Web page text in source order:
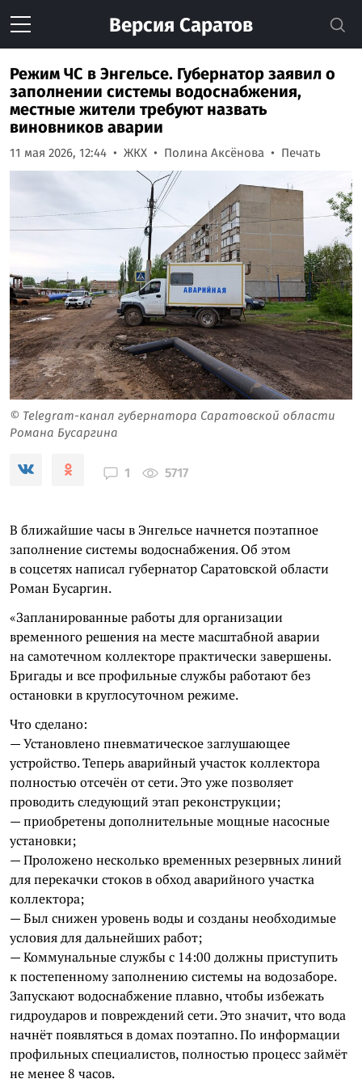
Версия Саратов
Режим ЧС в Энгельсе. Губернатор заявил о
заполнении системы водоснабжения,
местные жители требуют назвать
виновников аварии
11 мая 2026, 12:44 ЖКХ Полина Аксёнова Печать
© Telegram-канал губернатора Саратовской области
Романа Бусаргина
1 5717
В ближайшие часы в Энгельсе начнется поэтапное
заполнение системы водоснабжения. Об этом
в соцсетях написал губернатор Саратовской области
Роман Бусаргин.
«Запланированные работы для организации
временного решения на месте масштабной аварии
на самотечном коллекторе практически завершены.
Бригады и все профильные службы работают без
остановки в круглосуточном режиме.
Что сделано:
— Установлено пневматическое заглушающее
устройство. Теперь аварийный участок коллектора
полностью отсечён от сети. Это уже позволяет
проводить следующий этап реконструкции;
— приобретены дополнительные мощные насосные
установки;
— Проложено несколько временных резервных линий
для перекачки стоков в обход аварийного участка
коллектора;
— Был снижен уровень воды и созданы необходимые
условия для дальнейших работ;
— Коммунальные службы с 14:00 должны приступить
к постепенному заполнению системы на водозаборе.
Запускают водоснабжение плавно, чтобы избежать
гидроударов и повреждений сети. Это значит, что вода
начнёт появляться в домах поэтапно. По информации
профильных специалистов, полностью процесс займёт
не менее 8 часов.